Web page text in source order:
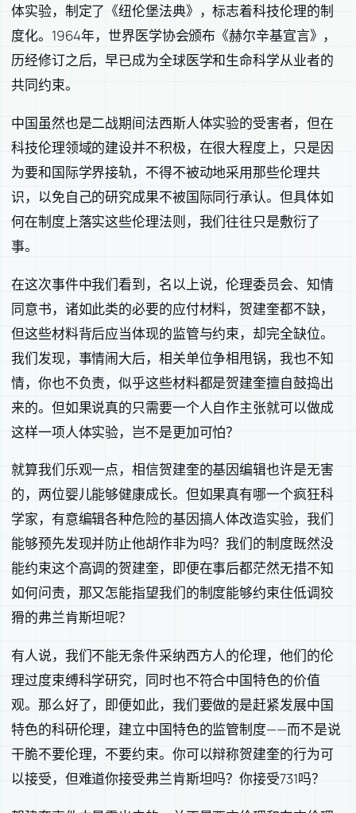
体实验，制定了《纽伦堡法典》，标志着科技伦理的制
度化。1964年，世界医学协会颁布《赫尔辛基宣言》，
历经修订之后，早已成为全球医学和生命科学从业者的
共同约束。
中国虽然也是二战期间法西斯人体实验的受害者，但在
科技伦理领域的建设并不积极，在很大程度上，只是因
为要和国际学界接轨，不得不被动地采用那些伦理共
识，以免自己的研究成果不被国际同行承认。但具体如
何在制度上落实这些伦理法则，我们往往只是敷衍了
事。
在这次事件中我们看到，名以上说，伦理委员会、知情
同意书，诸如此类的必要的应付材料，贺建奎都不缺，
但这些材料背后应当体现的监管与约束，却完全缺位。
我们发现，事情闹大后，相关单位争相甩锅，我也不知
情，你也不负责，似乎这些材料都是贺建奎擅自鼓捣出
来的。但如果说真的只需要一个人自作主张就可以做成
这样一项人体实验，岂不是更加可怕？
就算我们乐观一点，相信贺建奎的基因编辑也许是无害
的，两位婴儿能够健康成长。但如果真有哪一个疯狂科
学家，有意编辑各种危险的基因搞人体改造实验，我们
能够预先发现并防止他胡作非为吗？我们的制度既然没
能约束这个高调的贺建奎，即便在事后都茫然无措不知
如何问责，那又怎能指望我们的制度能够约束住低调狡
猾的弗兰肯斯坦呢？
有人说，我们不能无条件采纳西方人的伦理，他们的伦
理过度束缚科学研究，同时也不符合中国特色的价值
观。那么好了，即便如此，我们要做的是赶紧发展中国
特色的科研伦理，建立中国特色的监管制度——而不是说
干脆不要伦理，不要约束。你可以辩称贺建奎的行为可
以接受，但难道你接受弗兰肯斯坦吗？你接受731吗？